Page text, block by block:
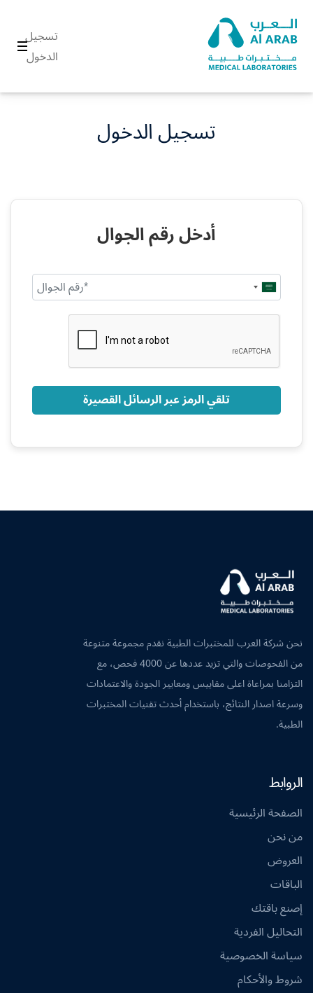
تسجيل
الدخول
تسجيل الدخول
أدخل رقم الجوال
Saudi
Arabia
تلقي الرمز عبر الرسائل القصيرة
نحن شركة العرب للمختبرات الطبية نقدم مجموعة متنوعة
من الفحوصات والتي تزيد عددها عن 4000 فحص، مع
التزامنا بمراعاة اعلى مقاييس ومعايير الجودة والاعتمادات
وسرعة اصدار النتائج، باستخدام أحدث تقنيات المختبرات
الطبية.
الروابط
الصفحة الرئيسية
من نحن
العروض
الباقات
إصنع باقتك
التحاليل الفردية
سياسة الخصوصية
شروط والأحكام